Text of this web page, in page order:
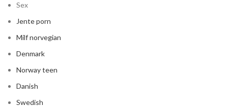
Sex
Jente porn
Milf norvegian
Denmark
Norway teen
Danish
Swedish